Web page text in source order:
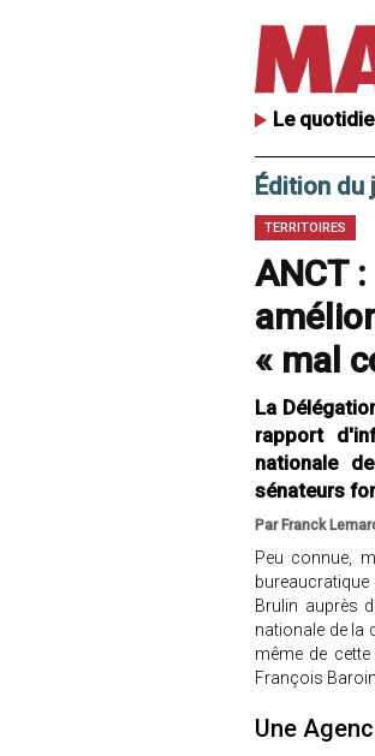
Le
Édition du
TERRITOIRES
ANCT
« mal
La
rapport
nationale
sénateurs
Par Franck
Peu connue,
bureaucratique
Brulin auprès
nationale de la
même de
François
Une